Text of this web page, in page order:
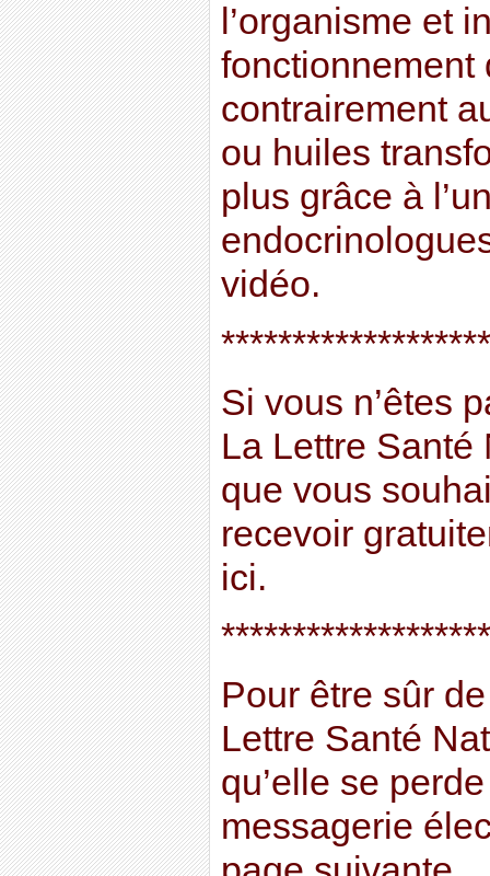
l’organisme et
fonctionnement
contrairement
ou huiles
plus grâce à
vidéo.
Si vous n’êtes
La Lettre Santé
que vous
recevoir
ici.
Pour être sûr
Lettre Santé
qu’elle se
messagerie